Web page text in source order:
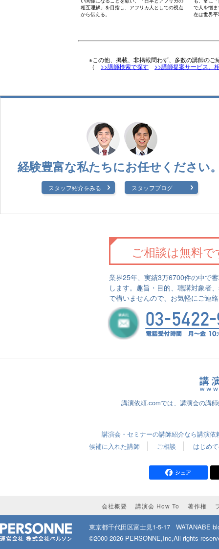
相互理解」を目指し、アフリカ人としての視点
から伝える。
で人を憎
在は世界
※この他、掲載、非掲載問わず、多数の講師の
（ >>講師検索で探す >>講師提案サービス、
経験豊富な私たちにお任せください
スタッフ紹介をみる スタッフブログ
ご相談は無料
業界25年、実績3万6700件の中で
します。趣旨・目的、聴講対象者
で構いませんので、お気軽にご連
講演依頼.comでは、講演会の講
講演会・セミナーの講師紹介なら講演依
候補に入れた講師
ご相談 はじめ
会社概要 講演会 How To 著作権
東京都千代田区富士見1-5-17
WATANABE
©2000-2026 PERSONNE,Inc,All rights